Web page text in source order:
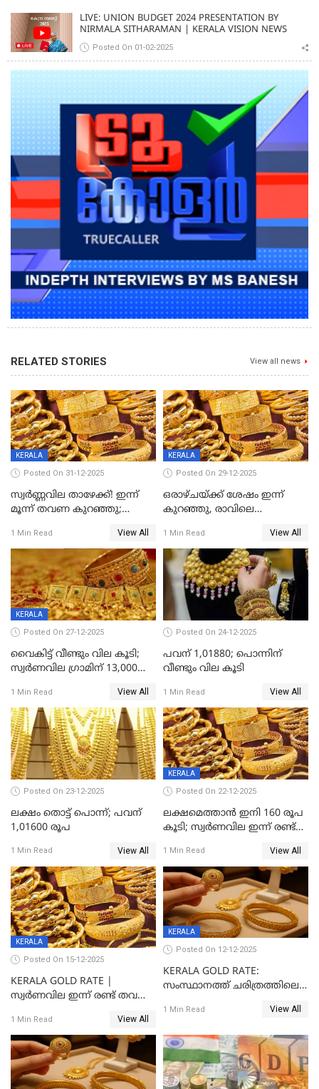
LIVE: UNION BUDGET 2024 PRESENTATION BY
NIRMALA SITHARAMAN | KERALA VISION NEWS
Posted On 01-02-2025
RELATED STORIES View all news
KERALA
Posted On 31-12-2025
സ്വർണ്ണവില താഴേക്ക്! ഇന്ന്
മൂന്ന് തവണ കുറഞ്ഞു;
1 Min Read View All
KERALA
Posted On 29-12-2025
ഒരാഴ്ചയ്ക്ക് ശേഷം ഇന്ന്
കുറഞ്ഞു, രാവിലെ
ഇടിവ്
1 Min Read View All
KERALA
Posted On 27-12-2025
വൈകിട്ട് വീണ്ടും വില കൂടി;
സ്വർണവില ഗ്രാമിന് 13,000
റെക്കോർഡ്
1 Min Read View All
Posted On 24-12-2025
പവന് 1,01880; പൊന്നിന്
വീണ്ടും വില കൂടി
1 Min Read View All
Posted On 23-12-2025
ലക്ഷം തൊട്ട് പൊന്ന്; പവന്
1,01600 രൂപ
1 Min Read View All
KERALA
Posted On 22-12-2025
ലക്ഷമെത്താൻ ഇനി 160 രൂപ
കൂടി; സ്വർണവില ഇന്ന് രണ്ട്
1 Min Read View All
KERALA
Posted On 15-12-2025
KERALA GOLD RATE |
സ്വർണവില ഇന്ന് രണ്ട് തവണ
സർവകാല റെക്കോഡ്
1 Min Read View All
KERALA
Posted On 12-12-2025
KERALA GOLD RATE:
സംസ്ഥാനത്ത് ചരിത്രത്തിലെ
സ്വർണം; സർവ്വകാല
1 Min Read View All